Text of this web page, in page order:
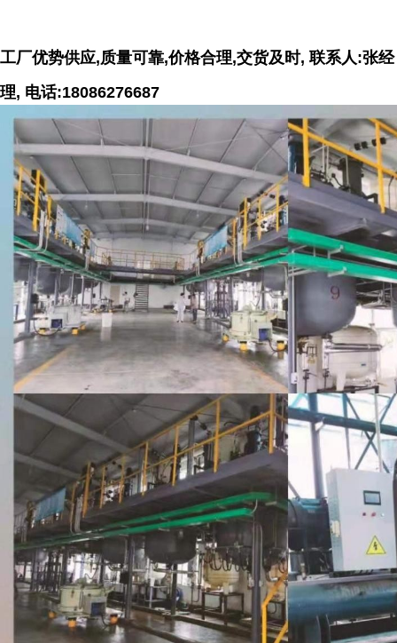
工厂优势供应,质量可靠,价格合理,交货及时, 联系人:张经
理, 电话:18086276687